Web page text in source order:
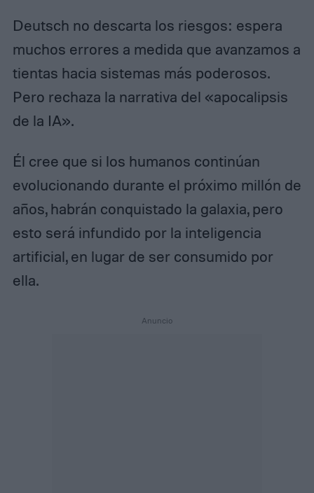
Deutsch no descarta los riesgos: espera
muchos errores a medida que avanzamos a
tientas hacia sistemas más poderosos.
Pero rechaza la narrativa del «apocalipsis
de la IA».
Él cree que si los humanos continúan
evolucionando durante el próximo millón de
años, habrán conquistado la galaxia, pero
esto será infundido por la inteligencia
artificial, en lugar de ser consumido por
ella.